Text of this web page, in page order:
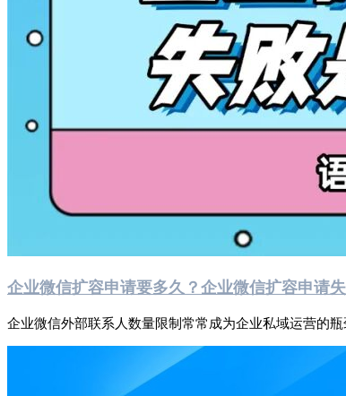
企业微信扩容申请要多久？企业微信扩容申请
企业微信外部联系人数量限制常常成为企业私域运营的